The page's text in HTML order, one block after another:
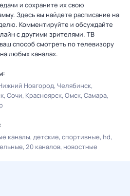
и сохраните их свою
Здесь вы найдете расписание на
Комментируйте и обсуждайте
с другими зрителями. ТВ
способ смотреть по телевизору
любых каналах.
Новгород Челябинск
Сочи Красноярск Омск Самара
каналы детские спортивные hd
20 каналов новостные